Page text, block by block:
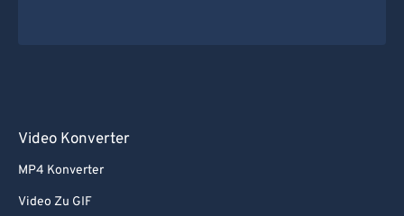
Video Konverter
MP4 Konverter
Video Zu GIF